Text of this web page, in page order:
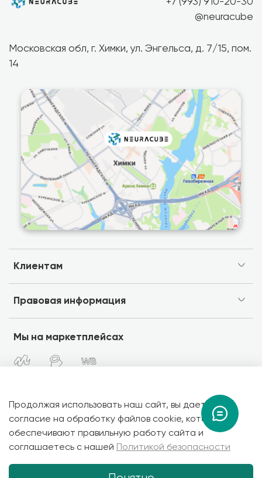
@neuracube
Клиентам
Правовая информация
Мы на маркетплейсах
Московская обл, г. Химки, ул. Энгельса, д. 7/15, пом.
14
Copyright 2026 © NEURACUBE - фирменый интернет-
магазин товаров для умного дома. Все права защищены.
Продолжая использовать наш сайт, вы даете
согласие на обработку файлов cookie, которые
обеспечивают правильную работу сайта и
соглашаетесь с нашей
Политикой безопасности